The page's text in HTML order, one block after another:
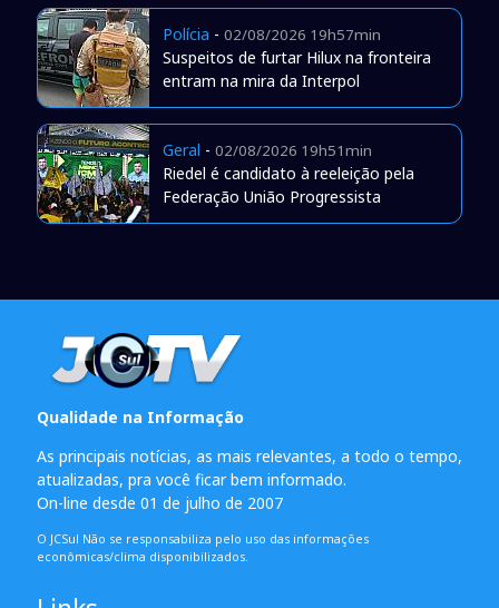
Polícia - 02/08/2026 19h57min
Suspeitos de furtar Hilux na fronteira
entram na mira da Interpol
Geral - 02/08/2026 19h51min
Riedel é candidato à reeleição pela
Federação União Progressista
Qualidade na Informação
As principais notícias, as mais relevantes, a todo o tempo,
atualizadas, pra você ficar bem informado.
On-line desde 01 de julho de 2007
O JCSul Não se responsabiliza pelo uso das informações
econômicas/clima disponibilizados.